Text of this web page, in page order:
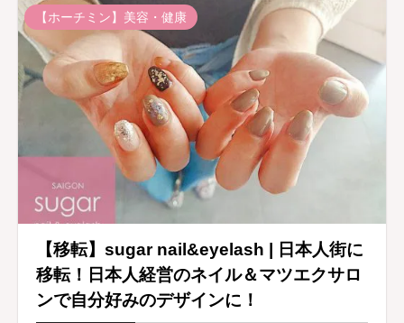
【ホーチミン】美容・健康
【移転】sugar nail&eyelash | 日本人街に
移転！日本人経営のネイル＆マツエクサロ
ンで自分好みのデザインに！